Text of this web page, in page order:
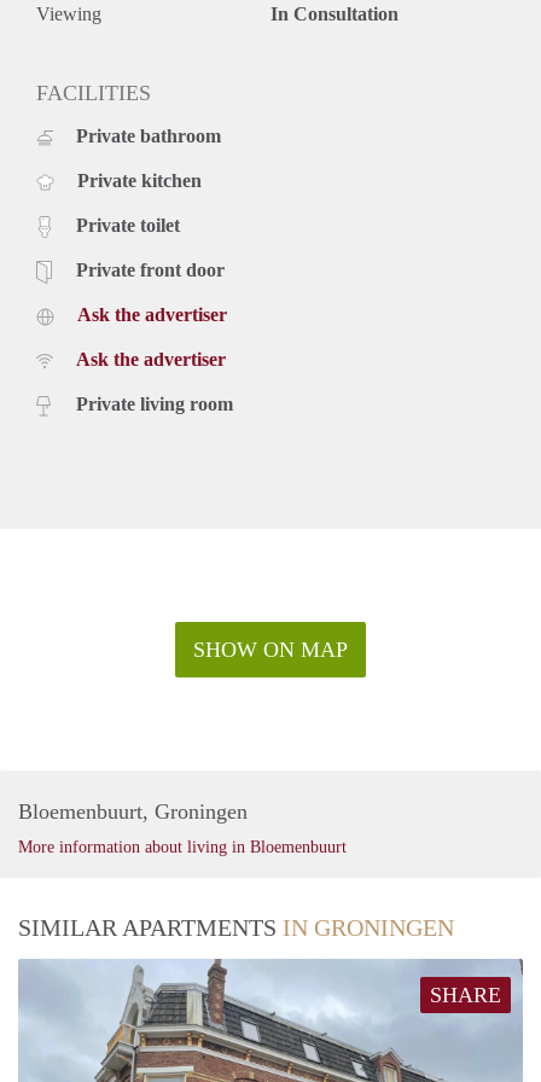
dan snel en wie weet woon jij binnenkort op deze
Viewing In Consultation
FACILITIES
Private bathroom
Private kitchen
Private toilet
Private front door
Ask the advertiser
Ask the advertiser
Private living room
SHOW ON MAP
Bloemenbuurt, Groningen
More information about living in Bloemenbuurt
SIMILAR APARTMENTS IN GRONINGEN
SHARE